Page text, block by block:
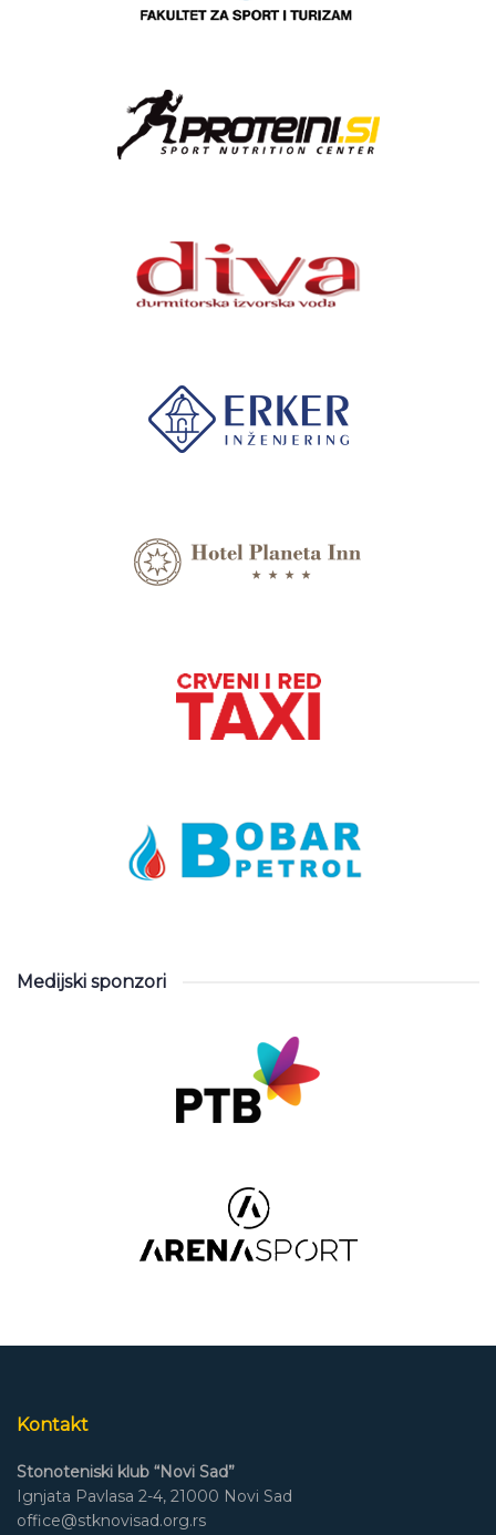
Medijski sponzori
Kontakt
Stonoteniski klub “Novi Sad”
Ignjata Pavlasa 2-4, 21000 Novi Sad
office@stknovisad.org.rs